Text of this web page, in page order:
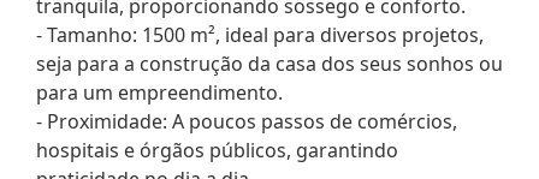
tranquila, proporcionando sossego e conforto.
- Tamanho: 1500 m², ideal para diversos projetos,
seja para a construção da casa dos seus sonhos ou
para um empreendimento.
- Proximidade: A poucos passos de comércios,
hospitais e órgãos públicos, garantindo